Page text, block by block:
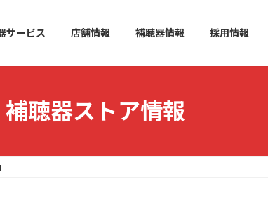
サービス 店舗情報 補聴器情報 採用情報
補聴器ストア情報